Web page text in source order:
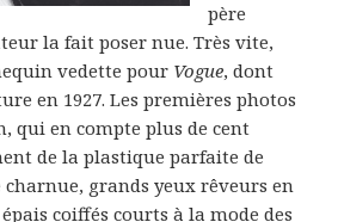
père
la fait poser nue. Très vite,
vedette pour Vogue, dont
en 1927. Les premières photos
qui en compte plus de cent
de la plastique parfaite de
charnue, grands yeux rêveurs en
coiffés courts à la mode des